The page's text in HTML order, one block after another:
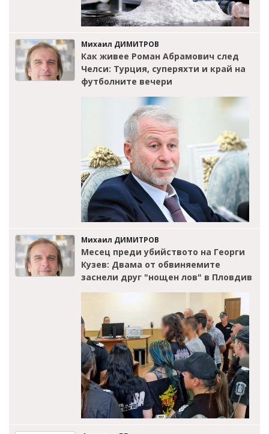
Михаил ДИМИТРОВ
Как живее Роман Абрамович след
Челси: Турция, суперяхти и край на
футболните вечери
Михаил ДИМИТРОВ
Месец преди убийството на Георги
Кузев: Двама от обвиняемите
заснели друг "нощен лов" в Пловдив